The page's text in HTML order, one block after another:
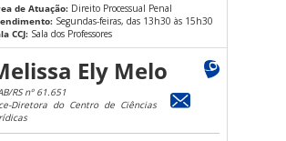
de Atuação: Direito Processual Penal
Segundas-feiras, das 13h30 às 15h30
CCJ: Sala dos Professores
Ely Melo
RS nº 61.651
Diretora do Centro de Ciências